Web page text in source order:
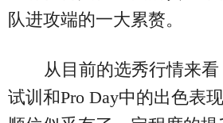
队进攻端的一大累赘。
从目前的选秀行情来
试训和Pro Day中的出色表